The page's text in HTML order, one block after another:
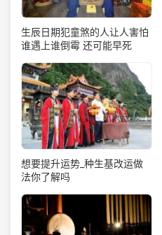
生辰日期犯童煞的人让人害怕
谁遇上谁倒霉 还可能早死
想要提升运势_种生基改运做
法你了解吗